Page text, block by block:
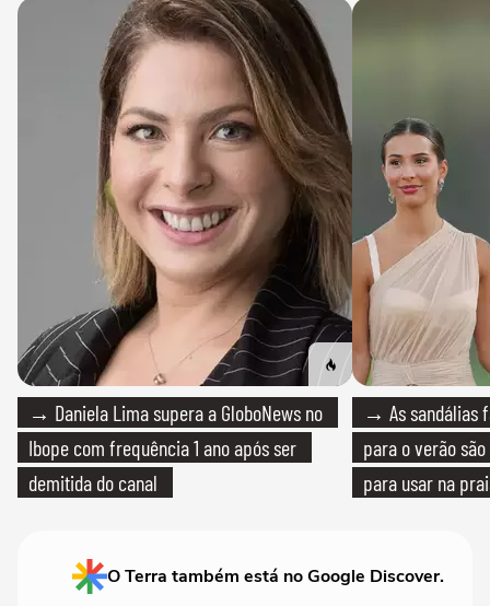
→ Daniela Lima supera a GloboNews no
Ibope com frequência 1 ano após ser
demitida do canal
→ As sandálias
para o verão
para usar na
O Terra também está no Google Discover.